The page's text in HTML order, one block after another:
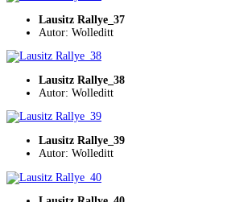
Lausitz Rallye_37
Autor: Wolleditt
Lausitz Rallye_38
Autor: Wolleditt
Lausitz Rallye_39
Autor: Wolleditt